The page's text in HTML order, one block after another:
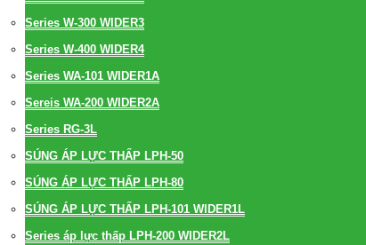
Series W-300 WIDER3
Series W-400 WIDER4
Series WA-101 WIDER1A
Sereis WA-200 WIDER2A
Series RG-3L
SÚNG ÁP LỰC THẤP LPH-50
SÚNG ÁP LỰC THẤP LPH-80
SÚNG ÁP LỰC THẤP LPH-101 WIDER1L
Series áp lực thấp LPH-200 WIDER2L